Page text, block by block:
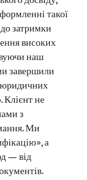
такої
затримки
високих
наш
завершили
Клієнт не
з
Ми
а
— від